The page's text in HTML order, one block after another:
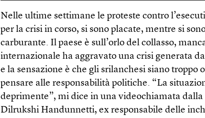
Nelle ultime settimane le proteste contro
per la crisi in corso, si sono placate, mentre si
carburante. Il paese è sull’orlo del collasso,
internazionale ha aggravato una crisi generata
e la sensazione è che gli srilanchesi siano troppo
pensare alle responsabilità politiche. “La
deprimente”, mi dice in una videochiamata dalla
Dilrukshi Handunnetti, ex responsabile delle